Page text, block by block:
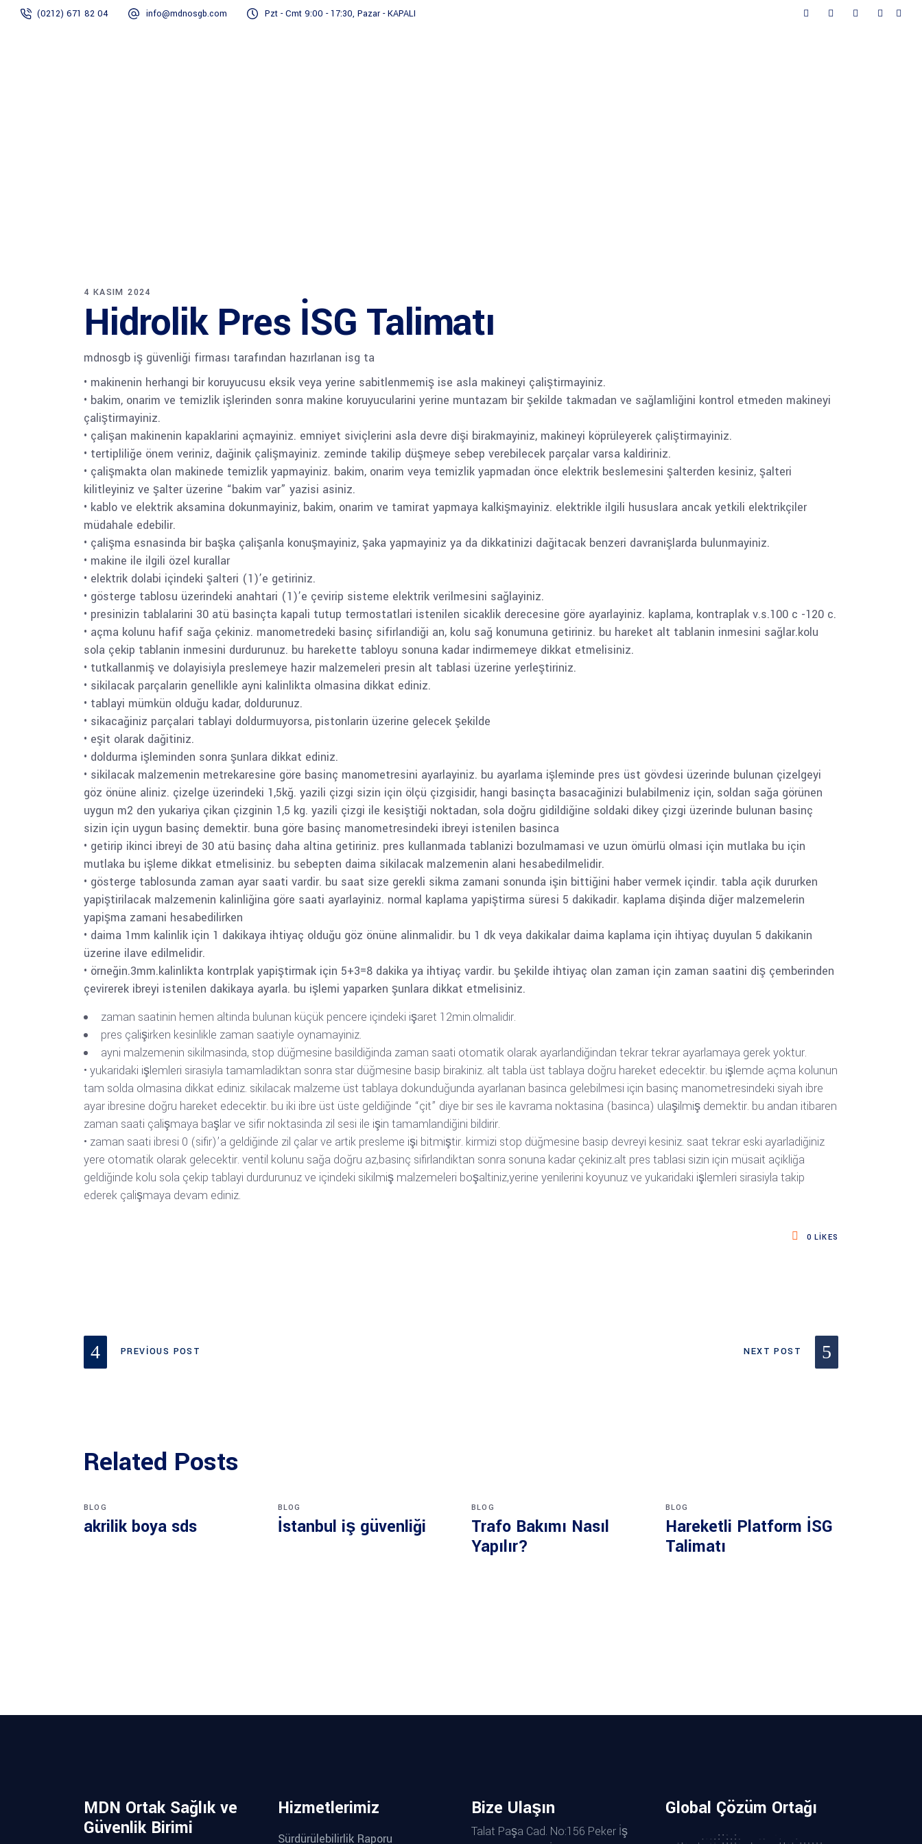
(0212) 671 82 04 info@mdnosgb.com Pzt - Cmt 9:00 - 17:30, Pazar - KAPALI
4 KASIM 2024
Hidrolik Pres İSG Talimatı
mdnosgb iş güvenliği firması tarafından hazırlanan isg ta
• makinenin herhangi bir koruyucusu eksik veya yerine sabitlenmemiş ise asla makineyi çaliştirmayiniz.
• bakim, onarim ve temizlik işlerinden sonra makine koruyucularini yerine muntazam bir şekilde takmadan ve sağlamliğini kontrol etmeden makineyi
çaliştirmayiniz.
• çalişan makinenin kapaklarini açmayiniz. emniyet siviçlerini asla devre dişi birakmayiniz, makineyi köprüleyerek çaliştirmayiniz.
• tertipliliğe önem veriniz, dağinik çalişmayiniz. zeminde takilip düşmeye sebep verebilecek parçalar varsa kaldiriniz.
• çalişmakta olan makinede temizlik yapmayiniz. bakim, onarim veya temizlik yapmadan önce elektrik beslemesini şalterden kesiniz, şalteri
kilitleyiniz ve şalter üzerine “bakim var” yazisi asiniz.
• kablo ve elektrik aksamina dokunmayiniz, bakim, onarim ve tamirat yapmaya kalkişmayiniz. elektrikle ilgili hususlara ancak yetkili elektrikçiler
müdahale edebilir.
• çalişma esnasinda bir başka çalişanla konuşmayiniz, şaka yapmayiniz ya da dikkatinizi dağitacak benzeri davranişlarda bulunmayiniz.
• makine ile ilgili özel kurallar
• elektrik dolabi içindeki şalteri (1)’e getiriniz.
• gösterge tablosu üzerindeki anahtari (1)’e çevirip sisteme elektrik verilmesini sağlayiniz.
• presinizin tablalarini 30 atü basinçta kapali tutup termostatlari istenilen sicaklik derecesine göre ayarlayiniz. kaplama, kontraplak v.s.100 c -120 c.
• açma kolunu hafif sağa çekiniz. manometredeki basinç sifirlandiği an, kolu sağ konumuna getiriniz. bu hareket alt tablanin inmesini sağlar.kolu
sola çekip tablanin inmesini durdurunuz. bu harekette tabloyu sonuna kadar indirmemeye dikkat etmelisiniz.
• tutkallanmiş ve dolayisiyla preslemeye hazir malzemeleri presin alt tablasi üzerine yerleştiriniz.
• sikilacak parçalarin genellikle ayni kalinlikta olmasina dikkat ediniz.
• tablayi mümkün olduğu kadar, doldurunuz.
• sikacağiniz parçalari tablayi doldurmuyorsa, pistonlarin üzerine gelecek şekilde
• eşit olarak dağitiniz.
• doldurma işleminden sonra şunlara dikkat ediniz.
• sikilacak malzemenin metrekaresine göre basinç manometresini ayarlayiniz. bu ayarlama işleminde pres üst gövdesi üzerinde bulunan çizelgeyi
göz önüne aliniz. çizelge üzerindeki 1,5kğ. yazili çizgi sizin için ölçü çizgisidir, hangi basinçta basacağinizi bulabilmeniz için, soldan sağa görünen
uygun m2 den yukariya çikan çizginin 1,5 kg. yazili çizgi ile kesiştiği noktadan, sola doğru gidildiğine soldaki dikey çizgi üzerinde bulunan basinç
sizin için uygun basinç demektir. buna göre basinç manometresindeki ibreyi istenilen basinca
• getirip ikinci ibreyi de 30 atü basinç daha altina getiriniz. pres kullanmada tablanizi bozulmamasi ve uzun ömürlü olmasi için mutlaka bu için
mutlaka bu işleme dikkat etmelisiniz. bu sebepten daima sikilacak malzemenin alani hesabedilmelidir.
• gösterge tablosunda zaman ayar saati vardir. bu saat size gerekli sikma zamani sonunda işin bittiğini haber vermek içindir. tabla açik dururken
yapiştirilacak malzemenin kalinliğina göre saati ayarlayiniz. normal kaplama yapiştirma süresi 5 dakikadir. kaplama dişinda diğer malzemelerin
yapişma zamani hesabedilirken
• daima 1mm kalinlik için 1 dakikaya ihtiyaç olduğu göz önüne alinmalidir. bu 1 dk veya dakikalar daima kaplama için ihtiyaç duyulan 5 dakikanin
üzerine ilave edilmelidir.
• örneğin.3mm.kalinlikta kontrplak yapiştirmak için 5+3=8 dakika ya ihtiyaç vardir. bu şekilde ihtiyaç olan zaman için zaman saatini diş çemberinden
çevirerek ibreyi istenilen dakikaya ayarla. bu işlemi yaparken şunlara dikkat etmelisiniz.
zaman saatinin hemen altinda bulunan küçük pencere içindeki işaret 12min.olmalidir.
pres çalişirken kesinlikle zaman saatiyle oynamayiniz.
ayni malzemenin sikilmasinda, stop düğmesine basildiğinda zaman saati otomatik olarak ayarlandiğindan tekrar tekrar ayarlamaya gerek yoktur.
• yukaridaki işlemleri sirasiyla tamamladiktan sonra star düğmesine basip birakiniz. alt tabla üst tablaya doğru hareket edecektir. bu işlemde açma kolunun
tam solda olmasina dikkat ediniz. sikilacak malzeme üst tablaya dokunduğunda ayarlanan basinca gelebilmesi için basinç manometresindeki siyah ibre
ayar ibresine doğru hareket edecektir. bu iki ibre üst üste geldiğinde “çit” diye bir ses ile kavrama noktasina (basinca) ulaşilmiş demektir. bu andan itibaren
zaman saati çalişmaya başlar ve sifir noktasinda zil sesi ile işin tamamlandiğini bildirir.
• zaman saati ibresi 0 (sifir)’a geldiğinde zil çalar ve artik presleme işi bitmiştir. kirmizi stop düğmesine basip devreyi kesiniz. saat tekrar eski ayarladiğiniz
yere otomatik olarak gelecektir. ventil kolunu sağa doğru az,basinç sifirlandiktan sonra sonuna kadar çekiniz.alt pres tablasi sizin için müsait açikliğa
geldiğinde kolu sola çekip tablayi durdurunuz ve içindeki sikilmiş malzemeleri boşaltiniz,yerine yenilerini koyunuz ve yukaridaki işlemleri sirasiyla takip
ederek çalişmaya devam ediniz.
0 LIKES
PREVIOUS POST NEXT POST
Related Posts
BLOG
akrilik boya sds
BLOG
İstanbul iş güvenliği
BLOG
Trafo Bakımı Nasıl
Yapılır?
BLOG
Hareketli Platform İSG
Talimatı
MDN Ortak Sağlık ve
Güvenlik Birimi
Hizmetlerimiz
Sürdürülebilirlik Raporu
Bize Ulaşın
Talat Paşa Cad. No:156 Peker İş
Global Çözüm Ortağı